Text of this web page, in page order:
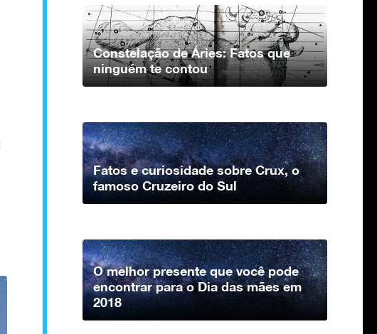
Constelação de Áries: Fatos que
ninguém te contou
Fatos e curiosidade sobre Crux, o
famoso Cruzeiro do Sul
O melhor presente que você pode
encontrar para o Dia das mães em
2018